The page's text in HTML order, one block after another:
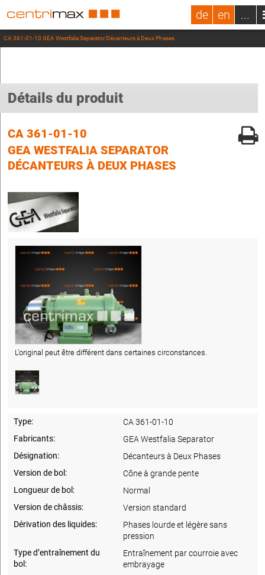
de en ...
CA 361-01-10 GEA Westfalia Separator Décanteurs à Deux Phases
Détails du produit
CA 361-01-10
GEA WESTFALIA SEPARATOR
DÉCANTEURS À DEUX PHASES
L'original peut être différent dans certaines circonstances.
Type:
CA 361-01-10
Fabricants:
GEA Westfalia Separator
Désignation:
Décanteurs à Deux Phases
Version de bol:
Cône à grande pente
Longueur de bol:
Normal
Version de châssis:
Version standard
Dérivation des liquides:
Phases lourde et légère sans
pression
Type d’entraînement du
bol:
Entraînement par courroie avec
embrayage